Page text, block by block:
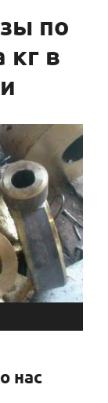
по
кг в
нас